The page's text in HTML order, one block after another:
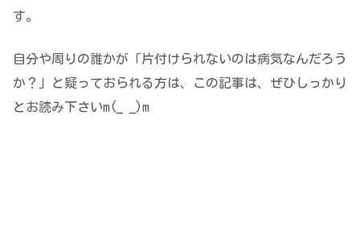
す。
自分や周りの誰かが「片付けられないのは病気なんだろう
か？」と疑っておられる方は、この記事は、ぜひしっかり
とお読み下さいm(_ _)m